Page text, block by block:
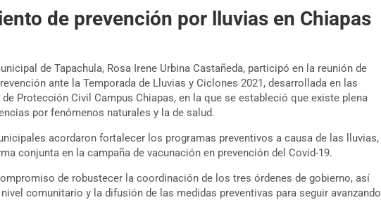
de prevención por lluvias en Chiapas
de Tapachula, Rosa Irene Urbina Castañeda, participó en la reunión de
ante la Temporada de Lluvias y Ciclones 2021, desarrollada en las
Protección Civil Campus Chiapas, en la que se estableció que existe plena
por fenómenos naturales y la de salud.
acordaron fortalecer los programas preventivos a causa de las lluvias,
conjunta en la campaña de vacunación en prevención del Covid-19.
de robustecer la coordinación de los tres órdenes de gobierno, así
comunitario y la difusión de las medidas preventivas para seguir avanzando